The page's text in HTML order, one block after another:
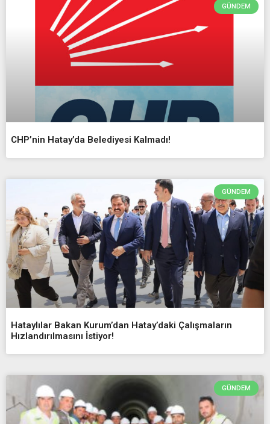
GÜNDEM
CHP’nin Hatay’da Belediyesi Kalmadı!
GÜNDEM
Hataylılar Bakan Kurum’dan Hatay’daki Çalışmaların
Hızlandırılmasını İstiyor!
GÜNDEM